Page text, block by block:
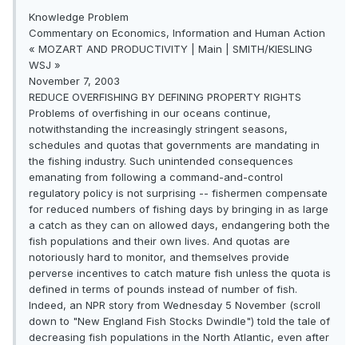
Knowledge Problem
Commentary on Economics, Information and Human Action
« MOZART AND PRODUCTIVITY | Main | SMITH/KIESLING
WSJ »
November 7, 2003
REDUCE OVERFISHING BY DEFINING PROPERTY RIGHTS
Problems of overfishing in our oceans continue,
notwithstanding the increasingly stringent seasons,
schedules and quotas that governments are mandating in
the fishing industry. Such unintended consequences
emanating from following a command-and-control
regulatory policy is not surprising -- fishermen compensate
for reduced numbers of fishing days by bringing in as large
a catch as they can on allowed days, endangering both the
fish populations and their own lives. And quotas are
notoriously hard to monitor, and themselves provide
perverse incentives to catch mature fish unless the quota is
defined in terms of pounds instead of number of fish.
Indeed, an NPR story from Wednesday 5 November (scroll
down to "New England Fish Stocks Dwindle") told the tale of
decreasing fish populations in the North Atlantic, even after